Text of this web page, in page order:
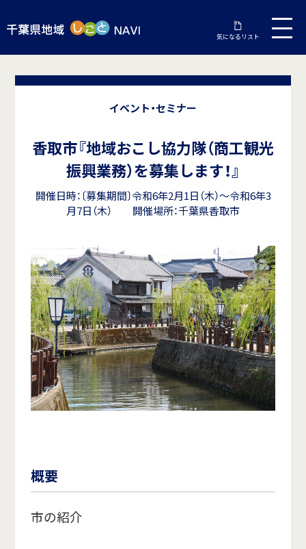
気になるリスト
イベント・セミナー
香取市『地域おこし協力隊（商工観光
振興業務）を募集します！』
開催日時：〔募集期間〕令和6年2月1日（木）～令和6年3
月7日（木） 開催場所：千葉県香取市
概要
市の紹介